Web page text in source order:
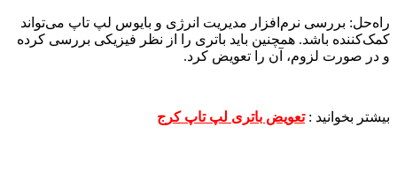
راه‌حل: بررسی نرم‌افزار مدیریت انرژی و بایوس لپ‌ تاپ می‌تواند
کمک‌کننده باشد. همچنین باید باتری را از نظر فیزیکی بررسی کرده
و در صورت لزوم، آن را تعویض کرد.
بیشتر بخوانید :تعویض باتری لپ تاپ کرج